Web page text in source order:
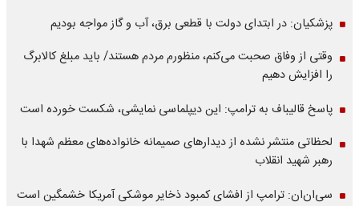
پزشکیان: در ابتدای دولت با قطعی برق، آب و گاز مواجه بودیم
وقتی از وفاق صحبت می‌کنم، منظورم مردم هستند/ باید مبلغ کالابرگ
را افزایش دهیم
پاسخ قالیباف به ترامپ: این دیپلماسی نمایشی، شکست خورده است
لحظاتی منتشر نشده از دیدارهای صمیمانه خانواده‌های معظم شهدا با
رهبر شهید انقلاب
سی‌ان‌ان: ترامپ از افشای کمبود ذخایر موشکی آمریکا خشمگین است